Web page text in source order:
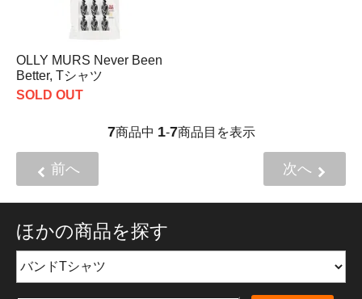
OLLY MURS Never Been
Better, Tシャツ
SOLD OUT
7商品中 1-7商品目を表示
前へ 次へ
ほかの商品を探す